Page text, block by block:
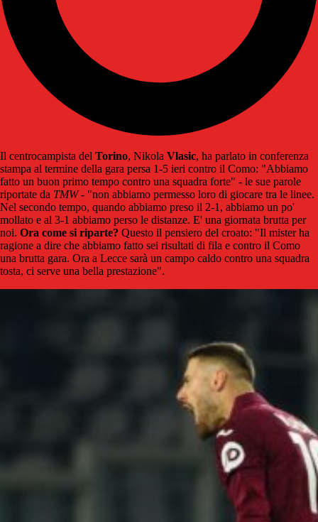
Il centrocampista del Torino, Nikola Vlasic, ha parlato in conferenza
stampa al termine della gara persa 1-5 ieri contro il Como: "Abbiamo
fatto un buon primo tempo contro una squadra forte" - le sue parole
riportate da TMW- "non abbiamo permesso loro di giocare tra le linee.
Nel secondo tempo, quando abbiamo preso il 2-1, abbiamo un po'
mollato e al 3-1 abbiamo perso le distanze. E' una giornata brutta per
noi. Ora come si riparte? Questo il pensiero del croato: "Il mister ha
ragione a dire che abbiamo fatto sei risultati di fila e contro il Como
una brutta gara. Ora a Lecce sarà un campo caldo contro una squadra
tosta, ci serve una bella prestazione".